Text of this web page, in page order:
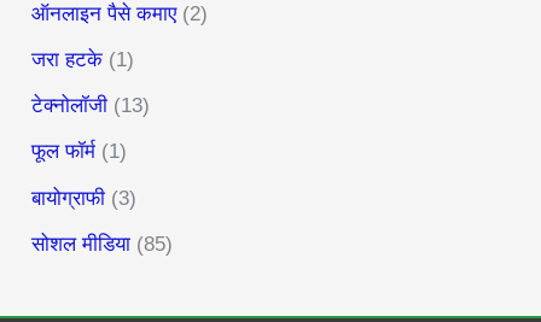
ऑनलाइन पैसे कमाए(2)
जरा हटके (1)
टेक्नोलॉजी (13)
फूल फॉर्म (1)
बायोग्राफी (3)
सोशल मीडिया (85)